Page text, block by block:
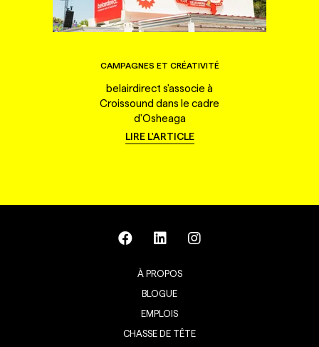
CAMPAGNES ET CRÉATIVITÉ
belairdirect s'associe à
Croissound dans le cadre
d'Osheaga
LIRE L'ARTICLE
À PROPOS
BLOGUE
EMPLOIS
CHASSE DE TÊTE